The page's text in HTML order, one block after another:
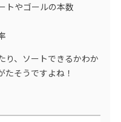
トやゴールの本数
り、ソートできるかわか
そうですよね！